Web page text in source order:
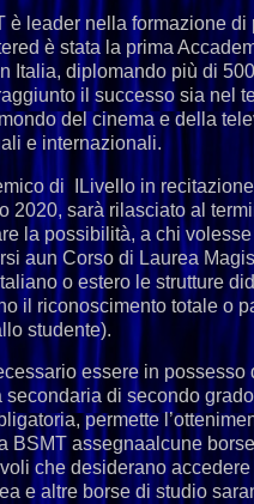
è leader nella formazione di
è stata la prima
Italia, diplomando più di
il successo sia nel
del cinema e della
e internazionali.
di ILivello in
2020, sarà rilasciato al
la possibilità, a chi
aun Corso di Laurea
o estero le strutture
il riconoscimento totale o
studente).
essere in possesso
secondaria di secondo
permette
BSMT assegnaalcune
che desiderano
e altre borse di studio